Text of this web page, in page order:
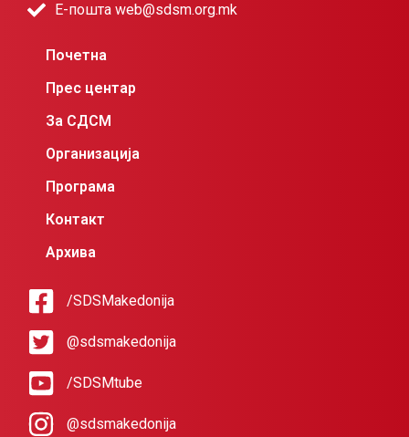
Е-пошта web@sdsm.org.mk
Почетна
Прес центар
За СДСМ
Организација
Програма
Контакт
Архива
/SDSMakedonija
@sdsmakedonija
/SDSMtube
@sdsmakedonija